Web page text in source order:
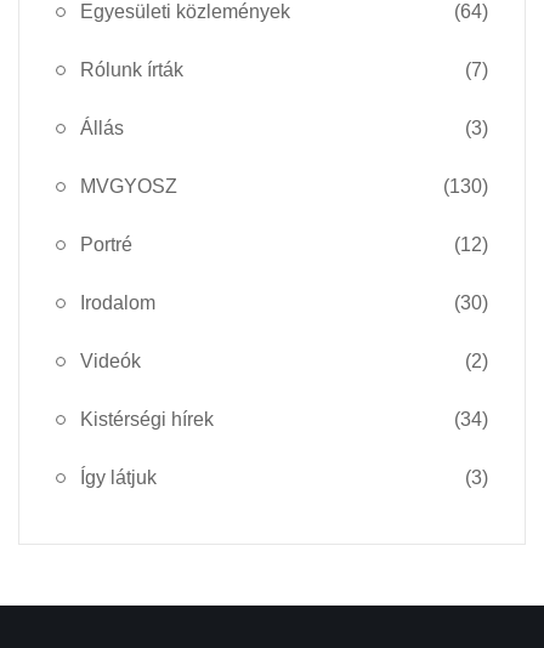
Egyesületi közlemények (64)
Rólunk írták (7)
Állás (3)
MVGYOSZ (130)
Portré (12)
Irodalom (30)
Videók (2)
Kistérségi hírek (34)
Így látjuk (3)